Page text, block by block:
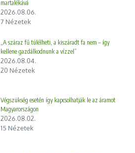
martalékává
2026.08.06.
7 Nézetek
„A száraz fű túlélheti, a kiszáradt fa nem – így
kellene gazdálkodnunk a vízzel”
2026.08.04.
20 Nézetek
Végszükség esetén így kapcsolhatják le az áramot
Magyarországon
2026.08.02.
15 Nézetek